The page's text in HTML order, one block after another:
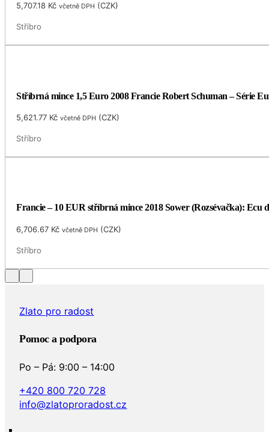
5,707.18 Kč včetně DPH (CZK)
Stříbro
Stříbrná mince 1,5 Euro 2008 Francie Robert Schuman – Série
5,621.77 Kč včetně DPH (CZK)
Stříbro
Francie – 10 EUR stříbrná mince 2018 Sower (Rozsévačka): Ecu
6,706.67 Kč včetně DPH (CZK)
Stříbro
Zlato pro radost
Pomoc a podpora
Po – Pá: 9:00 – 14:00
+420 800 720 728
info@zlatoproradost.cz